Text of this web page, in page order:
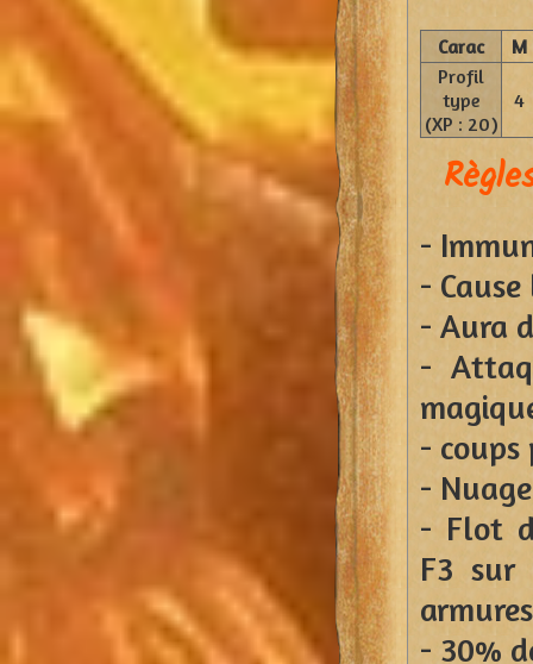
Carac
M
Profil
type
(XP : 20)
4
-
-
- Aura
-
- coups
-
- Flot
F3 sur
- 30%